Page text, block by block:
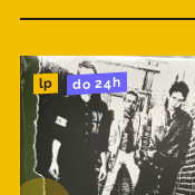
lp do 24h